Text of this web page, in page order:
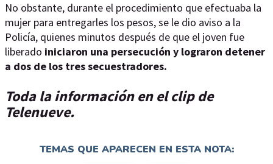
No obstante, durante el procedimiento que efectuaba la
mujer para entregarles los pesos, se le dio aviso a la
Policía, quienes minutos después de que el joven fue
liberado iniciaron una persecución y lograron detener
a dos de los tres secuestradores.
Toda la información en el clip de
Telenueve.
TEMAS QUE APARECEN EN ESTA NOTA: